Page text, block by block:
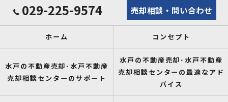
029-225-9574 売却相談・問い合わせ
ホーム コンセプト
水戸の不動産売却･水戸不動産
売却相談センターのサポート
水戸の不動産売却･水戸不動産
売却相談センターの最適なアド
バイス